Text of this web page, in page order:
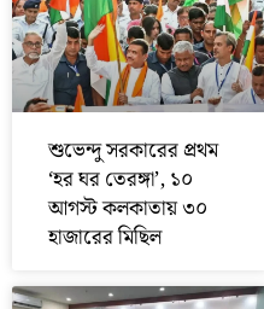
শুভেন্দু সরকারের প্রথম
‘হর ঘর তেরঙ্গা’, ১০
আগস্ট কলকাতায় ৩০
হাজারের মিছিল